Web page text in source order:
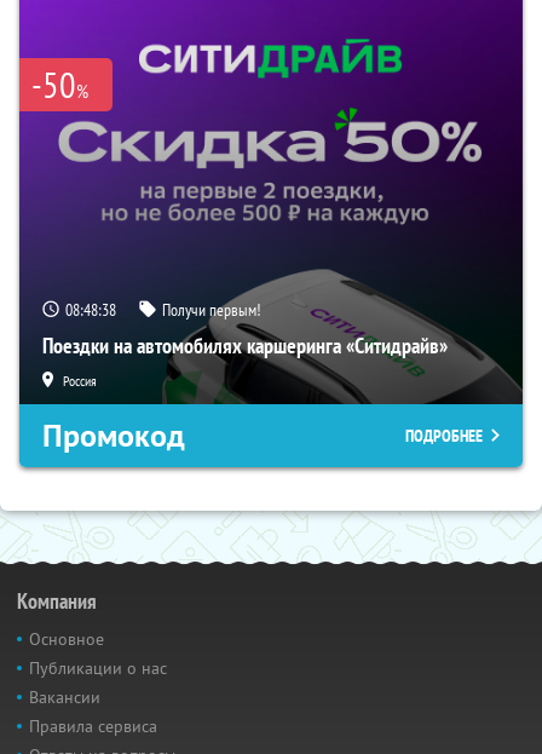
-50%
08:48:38 Получи первым!
Поездки на автомобилях каршеринга «Ситидрайв»
Россия
Промокод ПОДРОБНЕЕ
Компания
Основное
Публикации о нас
Вакансии
Правила сервиса